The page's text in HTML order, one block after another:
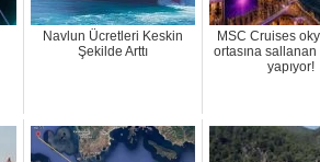
Navlun Ücretleri Keskin
Şekilde Arttı
MSC Cruises
ortasına sallanan
yapıyor!